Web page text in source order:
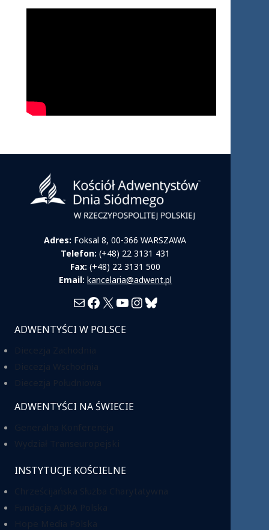
Adres: Foksal 8, 00-366 WARSZAWA
Telefon: (+48) 22 3131 431
Fax: (+48) 22 3131 500
Email: kancelaria@adwent.pl
MailFacebook
X YouTube
Instagram
Bluesky
ADWENTYŚCI W POLSCE
ADWENTYŚCI NA ŚWIECIE
INSTYTUCJE KOŚCIELNE